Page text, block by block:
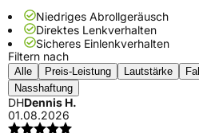
Niedriges Abrollgeräusch
Direktes Lenkverhalten
Sicheres Einlenkverhalten
Filtern nach
Alle Preis-Leistung Lautstärke
Nasshaftung
DHDennis H.
01.08.2026